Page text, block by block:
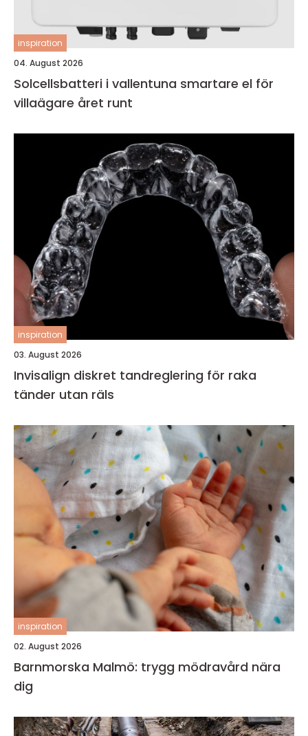
inspiration
04. August 2026
Solcellsbatteri i vallentuna smartare el för
villaägare året runt
inspiration
03. August 2026
Invisalign diskret tandreglering för raka
tänder utan räls
inspiration
02. August 2026
Barnmorska Malmö: trygg mödravård nära
dig